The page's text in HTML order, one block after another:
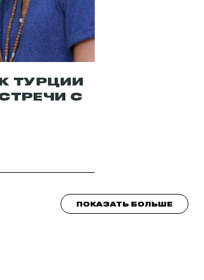
ТУРЦИИ
С
ПОКАЗАТЬ БОЛЬШЕ